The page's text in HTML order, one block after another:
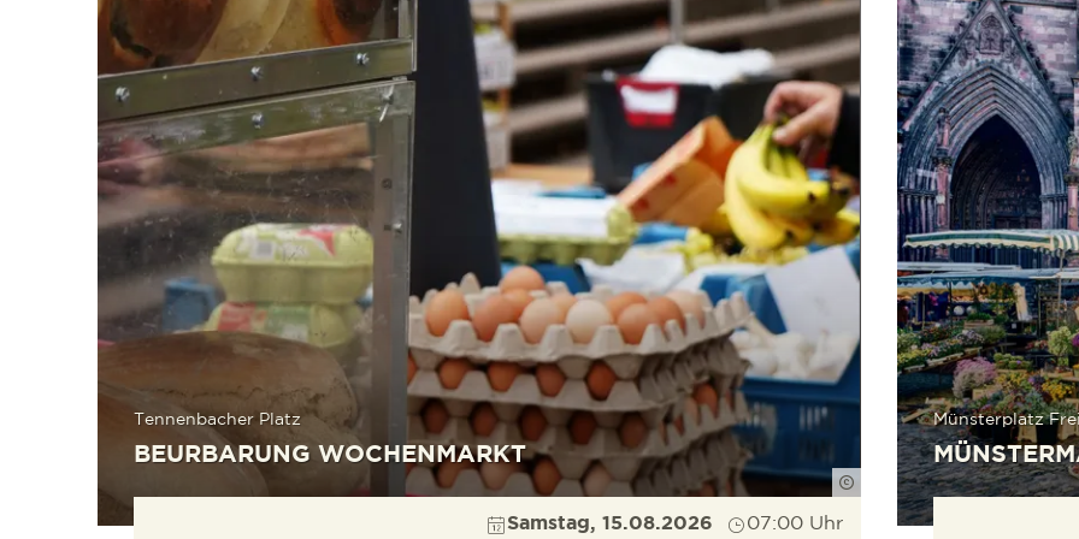
FWTM-Pasch
Tennenbacher Platz
BEURBARUNG WOCHENMARKT
Samstag, 15.08.2026 07:00 Uhr
Münsterplatz